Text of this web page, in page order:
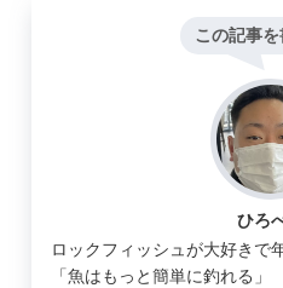
この記事
ひろ
ロックフィッシュが大好きで
「魚はもっと簡単に釣れる」